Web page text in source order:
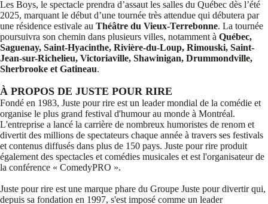
Les Boys, le spectacle prendra d’assaut les salles du Québec dès l’été
2025, marquant le début d’une tournée très attendue qui débutera par
une résidence estivale au Théâtre du Vieux-Terrebonne. La tournée
poursuivra son chemin dans plusieurs villes, notamment à Québec,
Saguenay, Saint-Hyacinthe, Rivière-du-Loup, Rimouski, Saint-
Jean-sur-Richelieu, Victoriaville, Shawinigan, Drummondville,
Sherbrooke et Gatineau.
À PROPOS DE JUSTE POUR RIRE
Fondé en 1983, Juste pour rire est un leader mondial de la comédie et
organise le plus grand festival d'humour au monde à Montréal.
L'entreprise a lancé la carrière de nombreux humoristes de renom et
divertit des millions de spectateurs chaque année à travers ses festivals
et contenus diffusés dans plus de 150 pays. Juste pour rire produit
également des spectacles et comédies musicales et est l'organisateur de
la conférence « ComedyPRO ».
Juste pour rire est une marque phare du Groupe Juste pour divertir qui,
depuis sa fondation en 1997, s'est imposé comme un leader